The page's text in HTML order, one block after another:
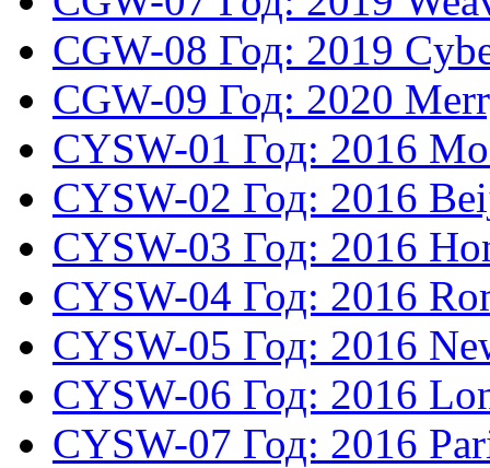
CGW-08 Год: 2019
CGW-09 Год: 2020
CYSW-01 Год: 2016
CYSW-02 Год: 2016
CYSW-03 Год: 2016
CYSW-04 Год: 2016
CYSW-05 Год: 2016
CYSW-06 Год: 2016
CYSW-07 Год: 2016